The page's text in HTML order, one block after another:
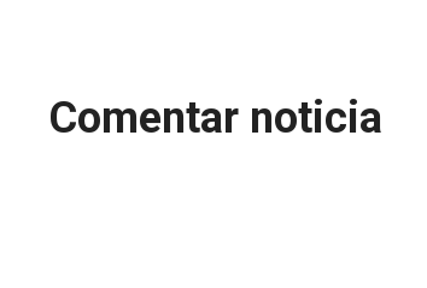
Comentar noticia